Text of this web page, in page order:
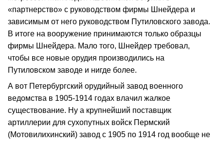
«партнерство» с руководством фирмы Шнейдера и
зависимым от него руководством Путиловского завода.
В итоге на вооружение принимаются только образцы
фирмы Шнейдера. Мало того, Шнейдер требовал,
чтобы все новые орудия производились на
Путиловском заводе и нигде более.
А вот Петербургский орудийный завод военного
ведомства в 1905-1914 годах влачил жалкое
существование. Ну а крупнейший поставщик
артиллерии для сухопутных войск Пермский
(Мотовилихинский) завод с 1905 по 1914 год вообще не